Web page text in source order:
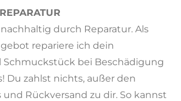
durch Reparatur. Als
repariere ich dein
Schmuckstück bei Beschädigung
Du zahlst nichts, außer den
und Rückversand zu dir. So kannst